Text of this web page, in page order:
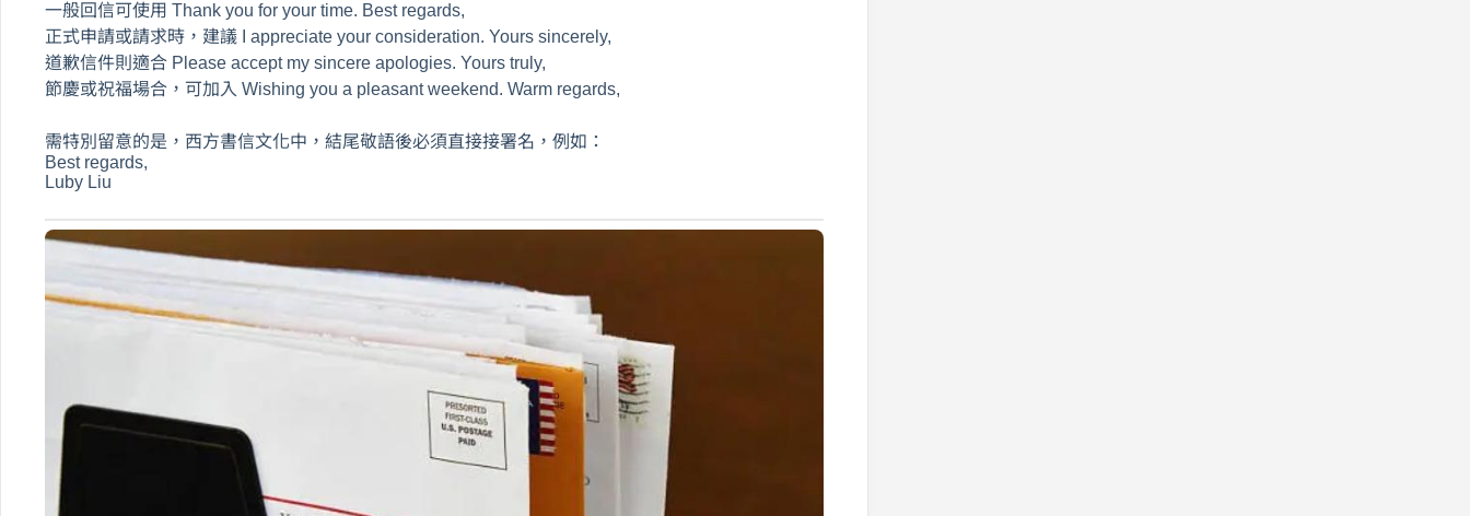
一般回信可使用 Thank you for your time. Best regards,
正式申請或請求時，建議 I appreciate your consideration. Yours sincerely,
道歉信件則適合 Please accept my sincere apologies. Yours truly,
節慶或祝福場合，可加入 Wishing you a pleasant weekend. Warm regards,
需特別留意的是，西方書信文化中，結尾敬語後必須直接接署名，例如：
Best regards,
Luby Liu